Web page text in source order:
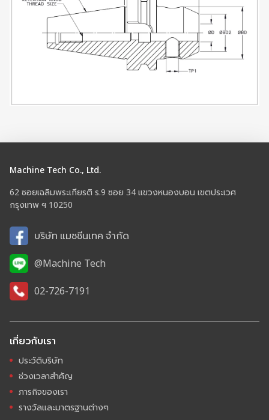
Machine Tech Co., Ltd.
62 ซอยเฉลิมพระเกียรติ ร.9 ซอย 34 แขวงหนองบอน เขตประเวศ
กรุงเทพ ฯ 10250
บริษัท แมชชีนเทค จำกัด
@Machine Tech
02-726-7191
เกี่ยวกับเรา
ประวัติบริษัท
ช่วงเวลาสำคัญ
ภารกิจของเรา
รางวัลและมาตรฐานต่างๆ